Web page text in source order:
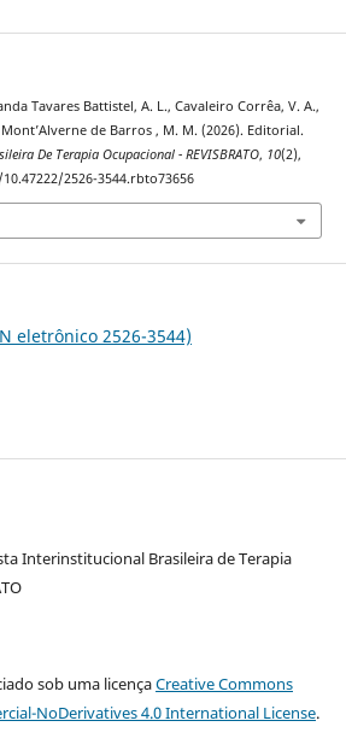
Tavares Battistel, A. L., Cavaleiro Corrêa, V. A.,
de Barros , M. M. (2026). Editorial.
De Terapia Ocupacional - REVISBRATO, 10(2),
2526-3544.rbto73656
eletrônico 2526-3544)
Interinstitucional Brasileira de Terapia
sob uma licençaCreative Commons
NoDerivatives 4.0 International License.